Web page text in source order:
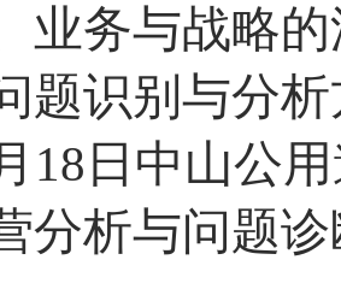
业务与战略
题识别与分
18日中山公
分析与问题